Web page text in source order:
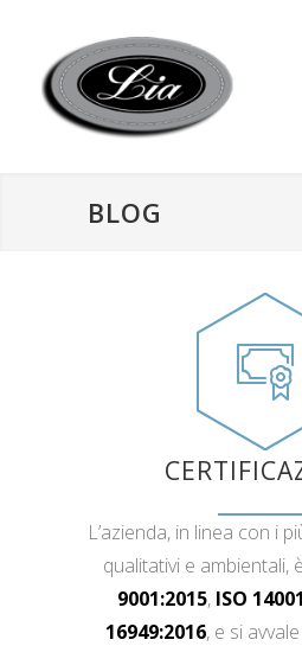
BLOG
L’azienda, in linea con i
qualitativi e ambientali,
9001:2015, ISO
16949:2016, e si